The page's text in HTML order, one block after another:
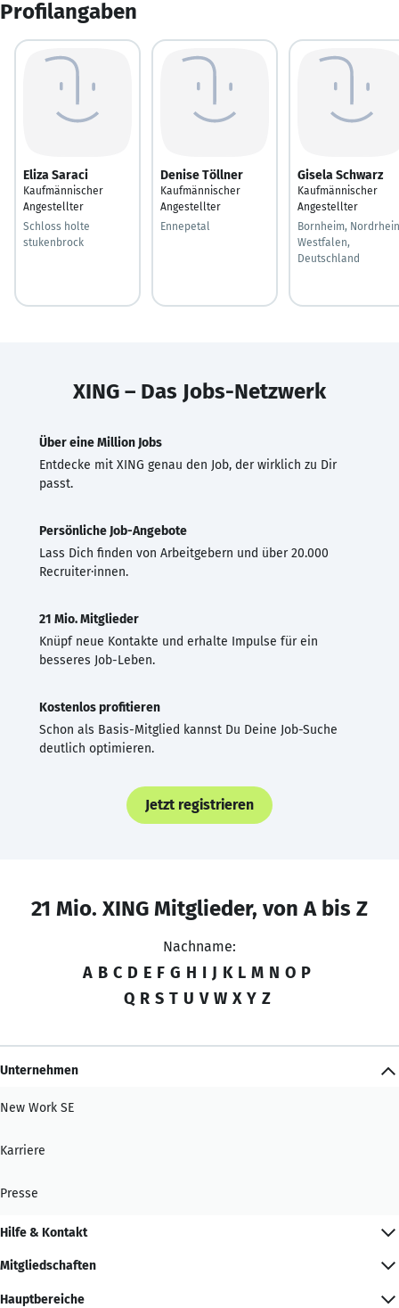
Profilangaben
Eliza Saraci
Kaufmännischer
Angestellter
Schloss holte
stukenbrock
Denise Töllner
Kaufmännischer
Angestellter
Ennepetal
Gisela Schwarz
Kaufmännischer
Angestellter
Bornheim,
Westfalen,
Deutschland
XING – Das Jobs-Netzwerk
Über eine Million Jobs
Entdecke mit XING genau den Job, der wirklich zu Dir
passt.
Persönliche Job-Angebote
Lass Dich finden von Arbeitgebern und über 20.000
Recruiter·innen.
21 Mio. Mitglieder
Knüpf neue Kontakte und erhalte Impulse für ein
besseres Job-Leben.
Kostenlos profitieren
Schon als Basis-Mitglied kannst Du Deine Job-Suche
deutlich optimieren.
Jetzt registrieren
21 Mio. XING Mitglieder, von A bis Z
Nachname:
A B C D E F G H I J K L M N O P
Q R S T U V W X Y Z
Unternehmen
New Work SE
Karriere
Presse
Hilfe & Kontakt
Mitgliedschaften
Hauptbereiche